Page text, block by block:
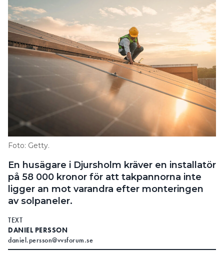
Foto: Getty.
En husägare i Djursholm kräver en installatör
på 58 000 kronor för att takpannorna inte
ligger an mot varandra efter monteringen
av solpaneler.
TEXT
DANIEL PERSSON
daniel.persson@vvsforum.se